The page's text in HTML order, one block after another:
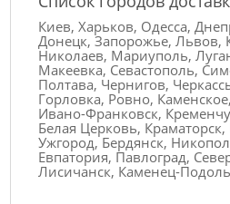
Киев, Харьков, Одесса,
Донецк, Запорожье, Львов,
Николаев, Мариуполь,
Макеевка, Севастополь,
Полтава, Чернигов,
Горловка, Ровно,
Ивано-Франковск,
Белая Церковь,
Ужгород, Бердянск,
Евпатория, Павлоград,
Лисичанск, Каменец-